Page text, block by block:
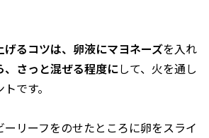
るコツは、卵液にマヨネーズを入れ
、さっと混ぜる程度にして、火を通し
です。
リーフをのせたところに卵をスライ